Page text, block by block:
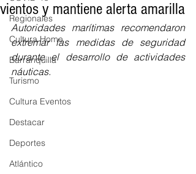
Regionales
Cultura Home
Barranquilla
Turismo
Cultura Eventos
Destacar
Deportes
Atlántico
vientos y mantiene alerta amarilla
Autoridades marítimas recomendaron
extremar las medidas de seguridad
durante el desarrollo de actividades
náuticas.